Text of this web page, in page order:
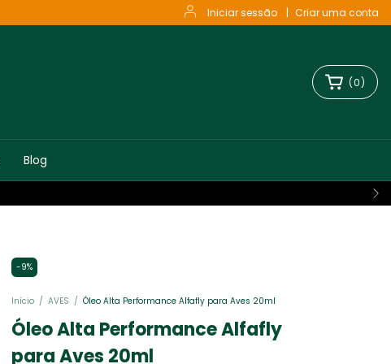
Iniciar sessão | Criar uma conta
(0)
Blog
-9%
Início / AVES / Óleo Alta Performance Alfafly para Aves 20ml
Óleo Alta Performance Alfafly
para Aves 20ml